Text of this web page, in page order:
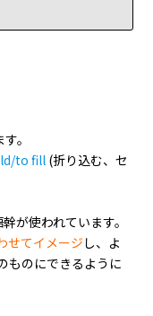
。
to fill(折り込む、セ
が使われています。
せてイメージし、よ
ものにできるように